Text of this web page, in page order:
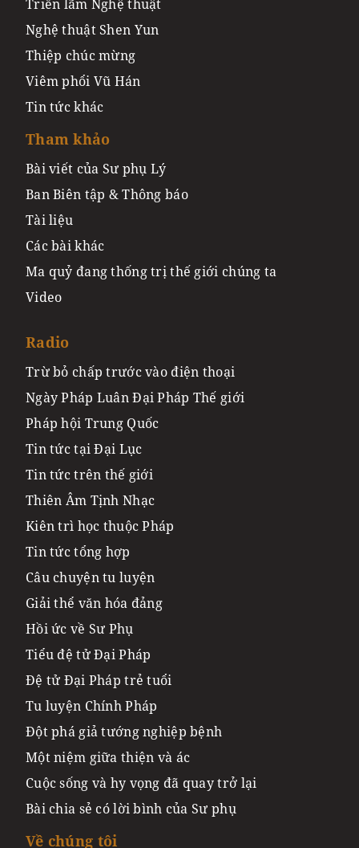
Triển lãm Nghệ thuật
Nghệ thuật Shen Yun
Thiệp chúc mừng
Viêm phổi Vũ Hán
Tin tức khác
Tham khảo
Bài viết của Sư phụ Lý
Ban Biên tập & Thông báo
Tài liệu
Các bài khác
Ma quỷ đang thống trị thế giới chúng ta
Video
Radio
Trừ bỏ chấp trước vào điện thoại
Ngày Pháp Luân Đại Pháp Thế giới
Pháp hội Trung Quốc
Tin tức tại Đại Lục
Tin tức trên thế giới
Thiên Âm Tịnh Nhạc
Kiên trì học thuộc Pháp
Tin tức tổng hợp
Câu chuyện tu luyện
Giải thể văn hóa đảng
Hồi ức về Sư Phụ
Tiểu đệ tử Đại Pháp
Đệ tử Đại Pháp trẻ tuổi
Tu luyện Chính Pháp
Đột phá giả tướng nghiệp bệnh
Một niệm giữa thiện và ác
Cuộc sống và hy vọng đã quay trở lại
Bài chia sẻ có lời bình của Sư phụ
Về chúng tôi